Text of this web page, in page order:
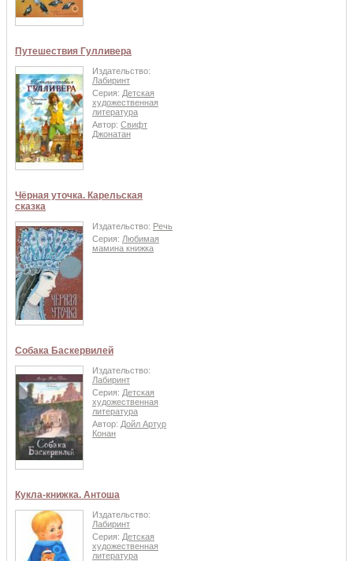
Путешествия Гулливера
Издательство:
Лабиринт
Серия: Детская
художественная
литература
Автор: Свифт
Джонатан
Чёрная уточка. Карельская
сказка
Издательство: Речь
Серия: Любимая
мамина книжка
Собака Баскервилей
Издательство:
Лабиринт
Серия: Детская
художественная
литература
Автор: Дойл Артур
Конан
Кукла-книжка. Антоша
Издательство:
Лабиринт
Серия: Детская
художественная
литература